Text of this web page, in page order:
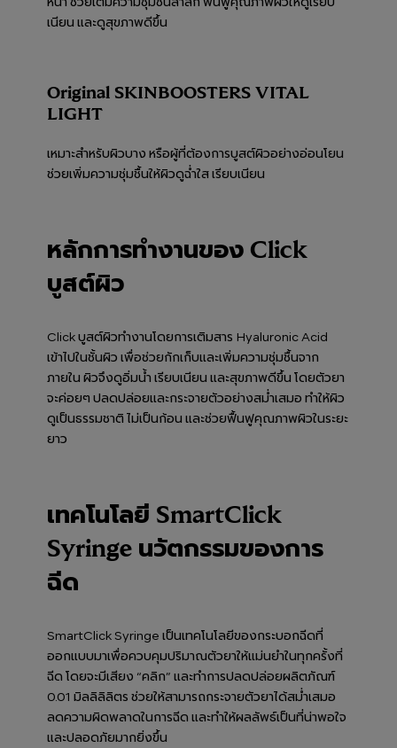
หนา ช่วยเติมความชุ่มชื้นล้ำลึก ฟื้นฟูคุณภาพผิวให้ดูเรียบ
เนียน และดูสุขภาพดีขึ้น
Original SKINBOOSTERS VITAL
LIGHT
เหมาะสำหรับผิวบาง หรือผู้ที่ต้องการบูสต์ผิวอย่างอ่อนโยน
ช่วยเพิ่มความชุ่มชื้นให้ผิวดูฉ่ำใส เรียบเนียน
หลักการทำงานของ Click
บูสต์ผิว
Click บูสต์ผิวทำงานโดยการเติมสาร Hyaluronic Acid
เข้าไปในชั้นผิว เพื่อช่วยกักเก็บและเพิ่มความชุ่มชื้นจาก
ภายใน ผิวจึงดูอิ่มน้ำ เรียบเนียน และสุขภาพดีขึ้น โดยตัวยา
จะค่อยๆ ปลดปล่อยและกระจายตัวอย่างสม่ำเสมอ ทำให้ผิว
ดูเป็นธรรมชาติ ไม่เป็นก้อน และช่วยฟื้นฟูคุณภาพผิวในระยะ
ยาว
เทคโนโลยี SmartClick
Syringe นวัตกรรมของการ
ฉีด
SmartClick Syringe เป็นเทคโนโลยีของกระบอกฉีดที่
ออกแบบมาเพื่อควบคุมปริมาณตัวยาให้แม่นยำในทุกครั้งที่
ฉีด โดยจะมีเสียง “คลิก” และทำการปลดปล่อยผลิตภัณฑ์
0.01 มิลลิลิลิตร ช่วยให้สามารถกระจายตัวยาได้สม่ำเสมอ
ลดความผิดพลาดในการฉีด และทำให้ผลลัพธ์เป็นที่น่าพอใจ
และปลอดภัยมากยิ่งขึ้น